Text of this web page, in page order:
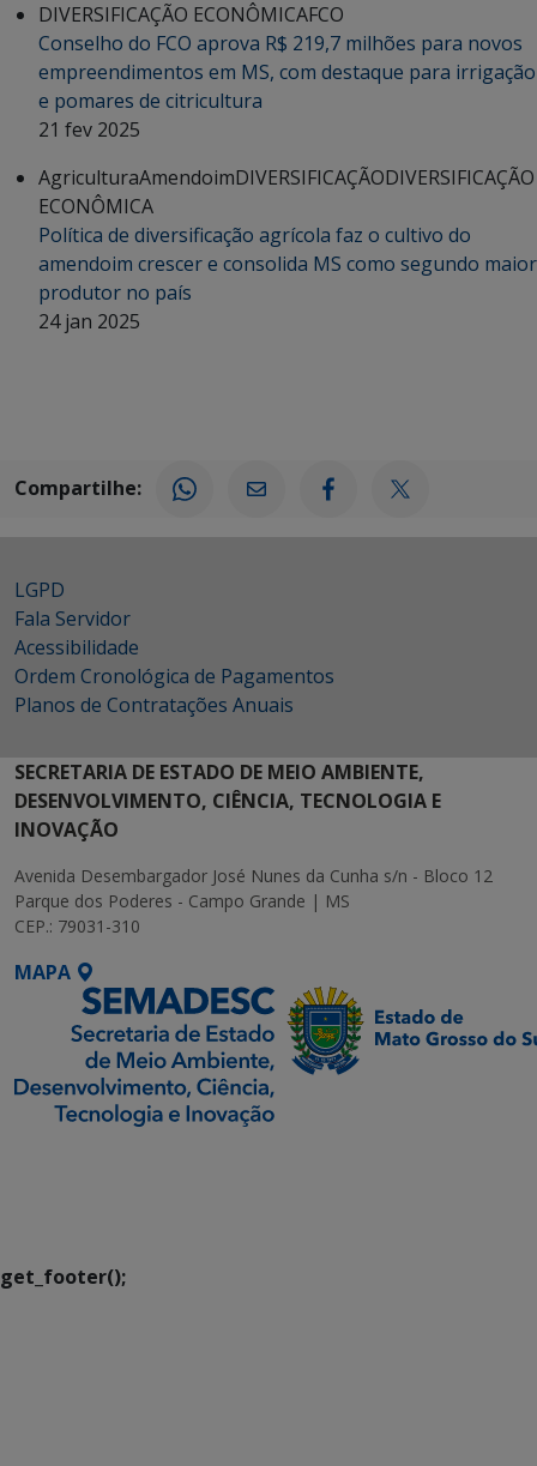
DIVERSIFICAÇÃO ECONÔMICAFCO
Conselho do FCO aprova R$ 219,7 milhões para novos
empreendimentos em MS, com destaque para irrigação
e pomares de citricultura
21 fev 2025
AgriculturaAmendoimDIVERSIFICAÇÃODIVERSIFICAÇÃO
ECONÔMICA
Política de diversificação agrícola faz o cultivo do
amendoim crescer e consolida MS como segundo maior
produtor no país
24 jan 2025
Compartilhe:
LGPD
Fala Servidor
Acessibilidade
Ordem Cronológica de Pagamentos
Planos de Contratações Anuais
SECRETARIA DE ESTADO DE MEIO AMBIENTE,
DESENVOLVIMENTO, CIÊNCIA, TECNOLOGIA E
INOVAÇÃO
Avenida Desembargador José Nunes da Cunha s/n - Bloco 12
Parque dos Poderes - Campo Grande | MS
CEP.: 79031-310
MAPA
get_footer();